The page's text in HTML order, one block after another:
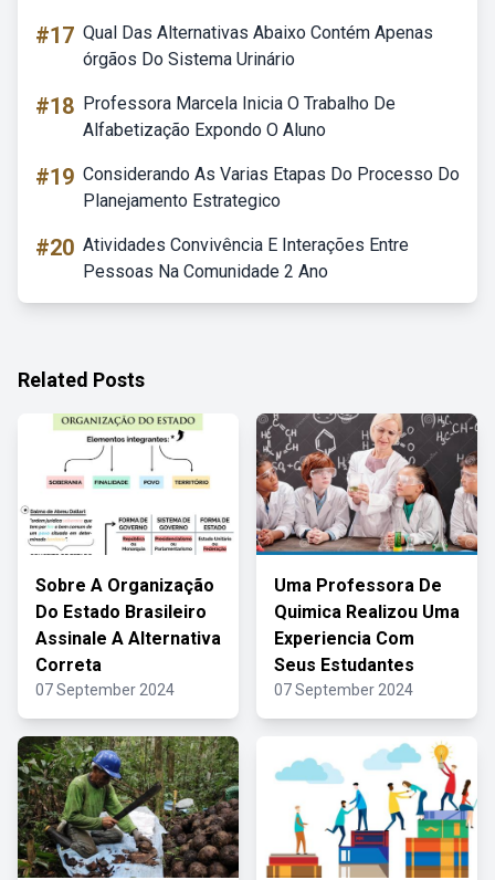
#17 Qual Das Alternativas Abaixo Contém Apenas
órgãos Do Sistema Urinário
#18 Professora Marcela Inicia O Trabalho De
Alfabetização Expondo O Aluno
#19 Considerando As Varias Etapas Do Processo Do
Planejamento Estrategico
#20 Atividades Convivência E Interações Entre
Pessoas Na Comunidade 2 Ano
Related Posts
Sobre A Organização
Do Estado Brasileiro
Assinale A Alternativa
Correta
07 September 2024
Uma Professora De
Quimica Realizou Uma
Experiencia Com
Seus Estudantes
07 September 2024